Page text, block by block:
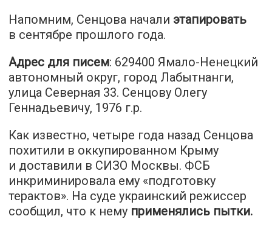
Напомним, Сенцова начали этапировать
в сентябре прошлого года.
Адрес для писем: 629400 Ямало-Ненецкий
автономный округ, город Лабытнанги,
улица Северная 33. Сенцову Олегу
Геннадьевичу, 1976 г.р.
Как известно, четыре года назад Сенцова
похитили в оккупированном Крыму
и доставили в СИЗО Москвы. ФСБ
инкриминировала ему «подготовку
терактов». На суде украинский режиссер
сообщил, что к нему применялись пытки.